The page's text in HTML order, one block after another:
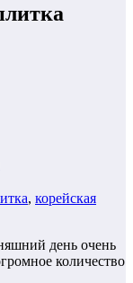
, корейская
день очень
количество